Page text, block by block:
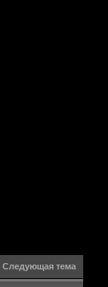
Следующая тема